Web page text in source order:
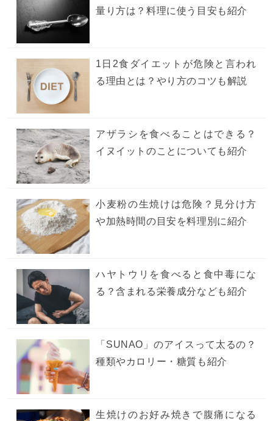
量り方は？料理に使う目安も紹介
1日2食ダイエットが危険と言われ
る理由とは？やり方のコツも解説
アザラシを食べることはできる？
イヌイットのことについても紹介
小麦粉の生焼けは危険？見分け方
や加熱時間の目安を料理別に紹介
ハヤトウリを食べると食中毒にな
る？含まれる栄養成分なども紹介
「SUNAO」のアイスって太るの？
種類やカロリー・糖質も紹介
生焼けのお好み焼きで腹痛になる